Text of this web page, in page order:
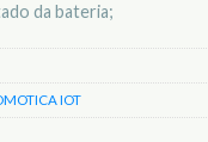
da bateria;
IOT